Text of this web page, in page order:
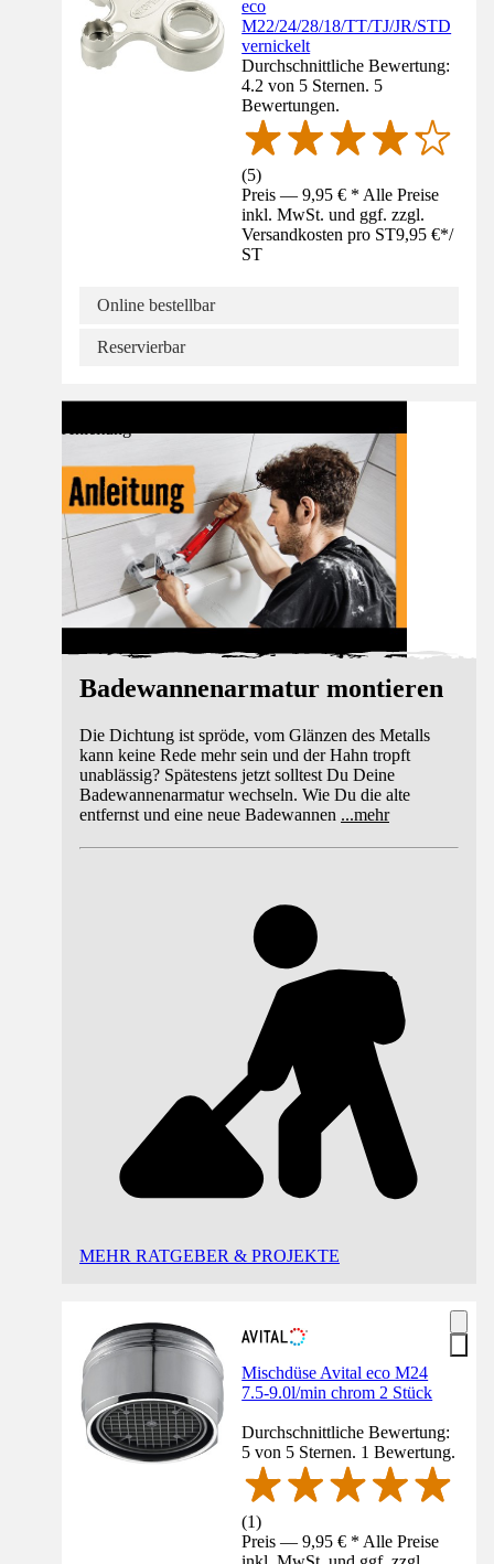
eco
M22/24/28/18/TT/TJ/JR/STD
vernickelt
Durchschnittliche Bewertung:
4.2 von 5 Sternen. 5
Bewertungen.
(5)
Preis — 9,95 € * Alle Preise
inkl. MwSt. und ggf. zzgl.
Versandkosten pro ST9,95 €*/
ST
Online bestellbar
Reservierbar
Badewannenarmatur montieren
Die Dichtung ist spröde, vom Glänzen des Metalls
kann keine Rede mehr sein und der Hahn tropft
unablässig? Spätestens jetzt solltest Du Deine
Badewannenarmatur wechseln. Wie Du die alte
entfernst und eine neue Badewannen ...mehr
MEHR RATGEBER & PROJEKTE
Mischdüse Avital eco M24
7.5-9.0l/min chrom 2 Stück
Durchschnittliche Bewertung:
5 von 5 Sternen. 1 Bewertung.
(1)
Preis — 9,95 € * Alle Preise